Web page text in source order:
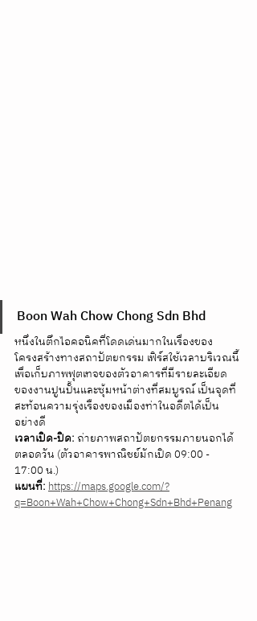
Boon Wah Chow Chong Sdn Bhd
หนึ่งในตึกไอคอนิคที่โดดเด่นมากในเรื่องของ
โครงสร้างทางสถาปัตยกรรม เฟิร์สใช้เวลาบริเวณนี้
เพื่อเก็บภาพฟุตเทจของตัวอาคารที่มีรายละเอียด
ของงานปูนปั้นและซุ้มหน้าต่างที่สมบูรณ์ เป็นจุดที่
สะท้อนความรุ่งเรืองของเมืองท่าในอดีตได้เป็น
อย่างดี
เวลาเปิด-ปิด: ถ่ายภาพสถาปัตยกรรมภายนอกได้
ตลอดวัน (ตัวอาคารพาณิชย์มักเปิด 09:00 -
17:00 น.)
แผนที่:https://maps.google.com/?
q=Boon+Wah+Chow+Chong+Sdn+Bhd+Penang